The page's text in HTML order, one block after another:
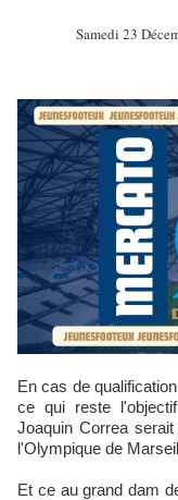
Samedi 23
En cas de qualification pour la prochaine Ligue des Champions,
ce qui reste
Joaquin Correa
l'Olympique de
Et ce au grand dam